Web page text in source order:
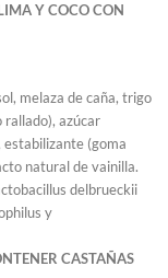
Y COCO CON
melaza de caña, trigo
rallado), azúcar
estabilizante (goma
natural de vainilla.
delbrueckii
y
CASTAÑAS